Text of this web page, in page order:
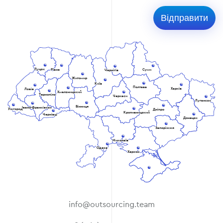
Львів
Луцьк Рівне
Вінниця
Хмельницький
Житомир
Чернівці
УжгородІвано-Франківськ
Тернопіль
Київ
Чернігів Суми
Полтава Харків
Луганськ
Донецьк
Дніпро
Черкаси
Кропивницький
Одеса
Запоріжжя
Херсон
Миколаїв
info@outsourcing.team